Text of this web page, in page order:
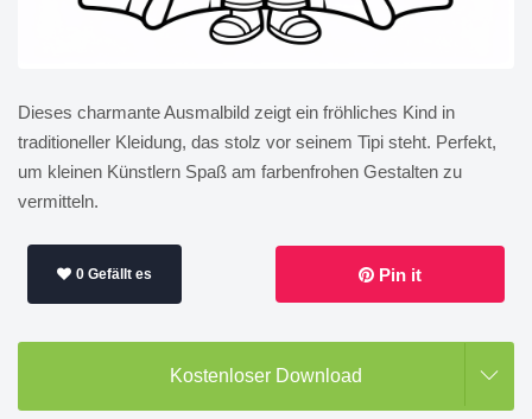
Dieses charmante Ausmalbild zeigt ein fröhliches Kind in
traditioneller Kleidung, das stolz vor seinem Tipi steht. Perfekt,
um kleinen Künstlern Spaß am farbenfrohen Gestalten zu
vermitteln.
0 Gefällt es Pin it
Kostenloser Download